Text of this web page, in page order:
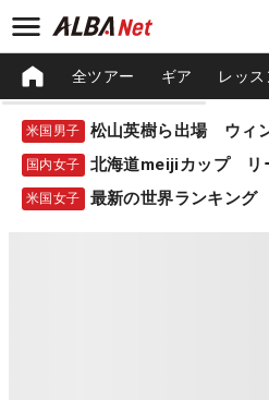
全ツアー ギア レッス
米国男子
国内女子 北海道meijiカップ リ
米国女子 最新の世界ランキング